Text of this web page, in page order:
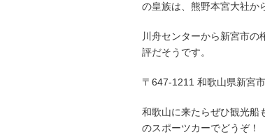
の皇族は、熊野本宮大社か
川舟センターから新宮市
評だそうです。
〒647-1211 和歌山県新宮
和歌山に来たらぜひ観光船
のスポーツカーでどうぞ！